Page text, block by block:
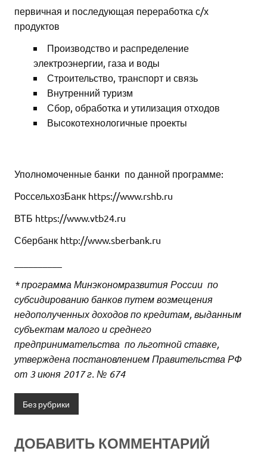
первичная и последующая переработка с/х
продуктов
Производство и распределение
электроэнергии, газа и воды
Строительство, транспорт и связь
Внутренний туризм
Сбор, обработка и утилизация отходов
Высокотехнологичные проекты
Уполномоченные банки по данной программе:
РоссельхозБанк https://www.rshb.ru
ВТБ https://www.vtb24.ru
Сбербанк http://www.sberbank.ru
* программа Минэкономразвития России по
субсидированию банков путем возмещения
недополученных доходов по кредитам, выданным
субъектам малого и среднего
предпринимательства по льготной ставке,
утверждена постановлением Правительства РФ
от 3 июня 2017 г. № 674
Без рубрики
ДОБАВИТЬ КОММЕНТАРИЙ